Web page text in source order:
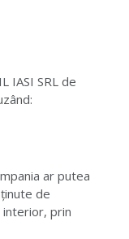
IASI SRL de
ar putea
de
prin